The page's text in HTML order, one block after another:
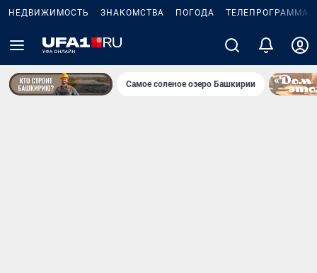
НЕДВИЖИМОСТЬ ЗНАКОМСТВА ПОГОДА ТЕЛЕПРОГРАММА
Самое соленое озеро Башкирии